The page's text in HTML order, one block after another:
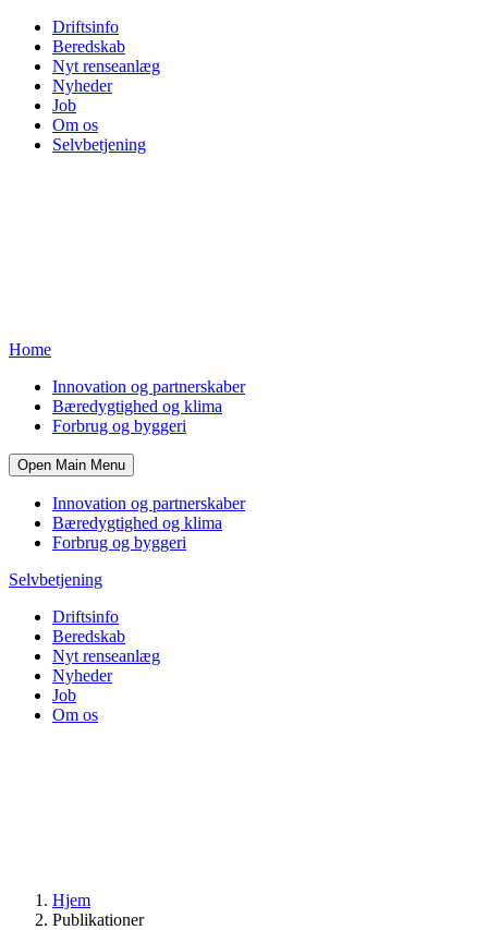
Driftsinfo
Beredskab
Nyt renseanlæg
Nyheder
Job
Om os
Selvbetjening
Home
Innovation og partnerskaber
Bæredygtighed og klima
Forbrug og byggeri
Open Main Menu
Innovation og partnerskaber
Bæredygtighed og klima
Forbrug og byggeri
Selvbetjening
Driftsinfo
Beredskab
Nyt renseanlæg
Nyheder
Job
Om os
Hjem
Publikationer